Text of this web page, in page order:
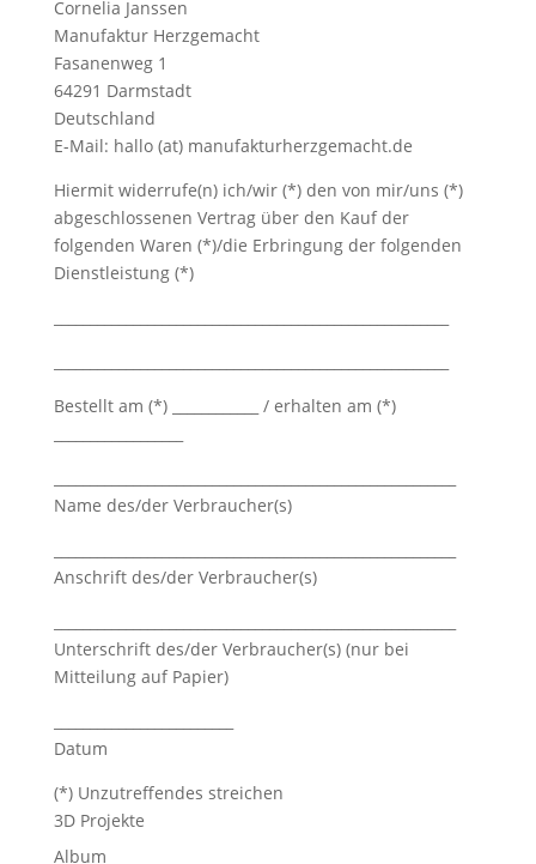
Cornelia Janssen
Manufaktur Herzgemacht
Fasanenweg 1
64291 Darmstadt
Deutschland
E-Mail: hallo (at) manufakturherzgemacht.de
Hiermit widerrufe(n) ich/wir (*) den von mir/uns (*)
abgeschlossenen Vertrag über den Kauf der
folgenden Waren (*)/die Erbringung der folgenden
Dienstleistung (*)
Bestellt am (*) ____________ / erhalten am (*)
Name des/der Verbraucher(s)
Anschrift des/der Verbraucher(s)
Unterschrift des/der Verbraucher(s) (nur bei
Mitteilung auf Papier)
Datum
(*) Unzutreffendes streichen
3D Projekte
Album